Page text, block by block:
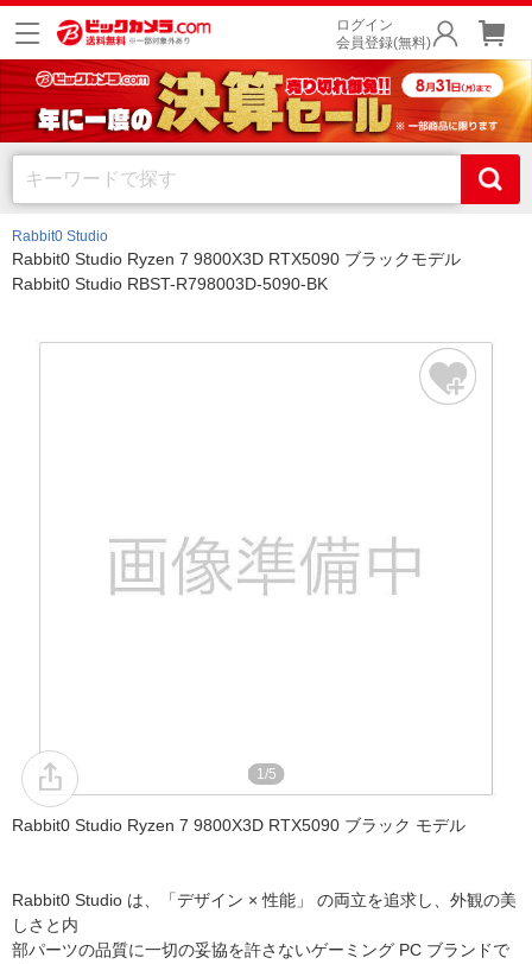
ログイン
会員登録(無料)
Rabbit0 Studio
Rabbit0 Studio Ryzen 7 9800X3D RTX5090 ブラックモデル
Rabbit0 Studio RBST-R798003D-5090-BK
1/5
Rabbit0 Studio Ryzen 7 9800X3D RTX5090 ブラック モデル
Rabbit0 Studio は、「デザイン × 性能」 の両立を追求し、外観の美
しさと内
部パーツの品質に一切の妥協を許さないゲーミング PC ブランドで